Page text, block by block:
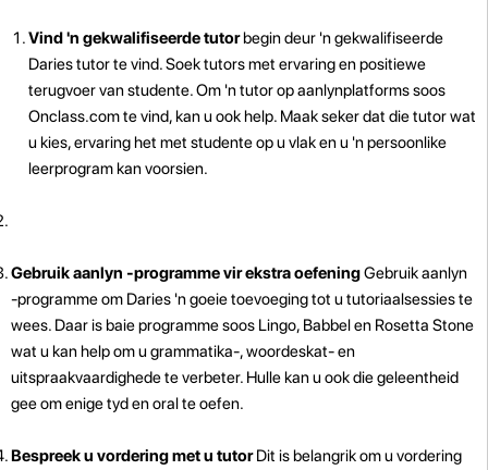
Vind 'n gekwalifiseerde tutorbegin deur 'n gekwalifiseerde
Daries tutor te vind. Soek tutors met ervaring en positiewe
terugvoer van studente. Om 'n tutor op aanlynplatforms soos
Onclass.com te vind, kan u ook help. Maak seker dat die tutor wat
u kies, ervaring het met studente op u vlak en u 'n persoonlike
leerprogram kan voorsien.
Gebruik aanlyn -programme vir ekstra oefeningGebruik aanlyn
-programme om Daries 'n goeie toevoeging tot u tutoriaalsessies te
wees. Daar is baie programme soos Lingo, Babbel en Rosetta Stone
wat u kan help om u grammatika-, woordeskat- en
uitspraakvaardighede te verbeter. Hulle kan u ook die geleentheid
gee om enige tyd en oral te oefen.
Bespreek u vordering met u tutorDit is belangrik om u vordering